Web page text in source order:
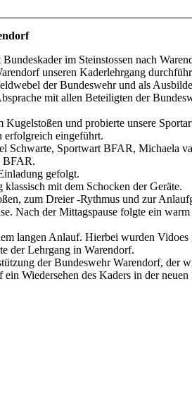
im Steinstossen nach
unseren Kaderlehrgang
der Bundeswehr und als
mit allen Beteiligten der
und probierte unsere
erfolgreich eingeführt.
Schwarte, Sportwart BFAR, Michaela
BFAR.
gefolgt.
mit dem Schocken der Geräte.
zum Dreier -Rythmus und zur
Nach der Mittagspause folgte ein
langen Anlauf. Hierbei wurden
der Lehrgang in Warendorf.
der Bundeswehr Warendorf, der
Wiedersehen des Kaders in der